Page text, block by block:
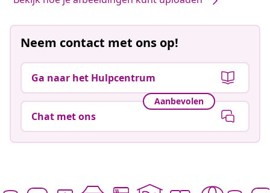
Neem contact met ons op!
Ga naar het Hulpcentrum
Aanbevolen
Chat met ons